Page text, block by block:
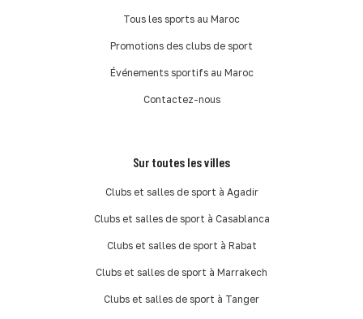
Tous les sports au Maroc
Promotions des clubs de sport
Événements sportifs au Maroc
Contactez-nous
Sur toutes les villes
Clubs et salles de sport à Agadir
Clubs et salles de sport à Casablanca
Clubs et salles de sport à Rabat
Clubs et salles de sport à Marrakech
Clubs et salles de sport à Tanger